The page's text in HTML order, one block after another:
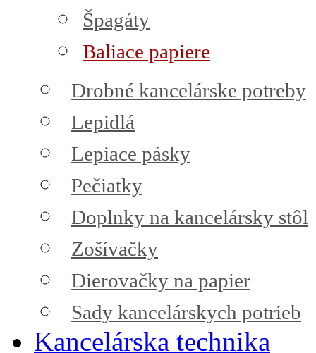
Špagáty
Baliace papiere
Drobné kancelárske potreby
Lepidlá
Lepiace pásky
Pečiatky
Doplnky na kancelársky stôl
Zošívačky
Dierovačky na papier
Sady kancelárskych potrieb
Kancelárska technika